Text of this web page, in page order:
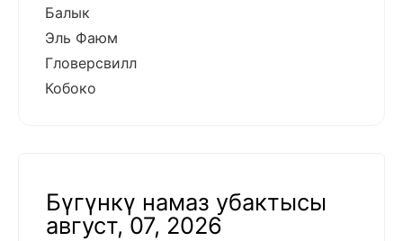
Балык
Эль Фаюм
Гловерсвилл
Кобоко
Бүгүнкү намаз убактысы
август, 07, 2026